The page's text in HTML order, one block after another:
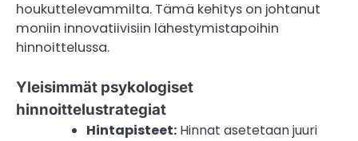
houkuttelevammilta. Tämä kehitys on johtanut
moniin innovatiivisiin lähestymistapoihin
hinnoittelussa.
Yleisimmät psykologiset
hinnoittelustrategiat
Hintapisteet: Hinnat asetetaan juuri